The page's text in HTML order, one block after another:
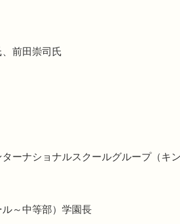
前田崇司氏
ーナショナルスクールグループ（キ
～中等部）学園長